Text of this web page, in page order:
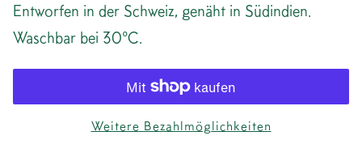
Entworfen in der Schweiz, genäht in Südindien.
Waschbar bei 30°C.
Weitere Bezahlmöglichkeiten